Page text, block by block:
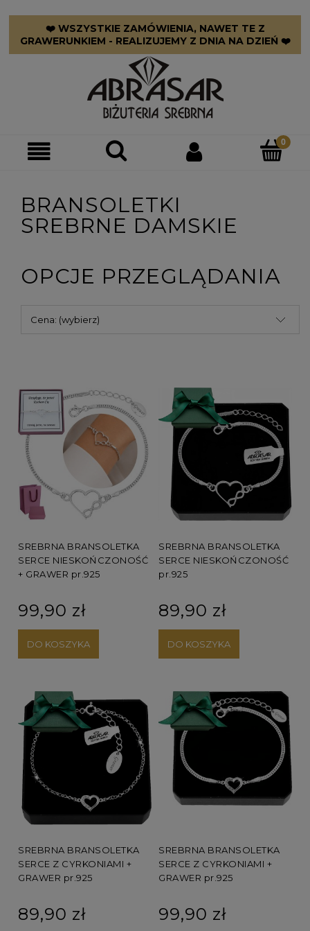
❤️ WSZYSTKIE ZAMÓWIENIA, NAWET TE Z
GRAWERUNKIEM - REALIZUJEMY Z DNIA NA DZIEŃ ❤️
BRANSOLETKI
SREBRNE DAMSKIE
OPCJE PRZEGLĄDANIA
Cena: (wybierz)
SREBRNA BRANSOLETKA
SERCE NIESKOŃCZONOŚĆ
+ GRAWER pr.925
99,90 zł
DO KOSZYKA
SREBRNA BRANSOLETKA
SERCE NIESKOŃCZONOŚĆ
pr.925
89,90 zł
DO KOSZYKA
SREBRNA BRANSOLETKA
SERCE Z CYRKONIAMI +
GRAWER pr.925
89,90 zł
SREBRNA BRANSOLETKA
SERCE Z CYRKONIAMI +
GRAWER pr.925
99,90 zł